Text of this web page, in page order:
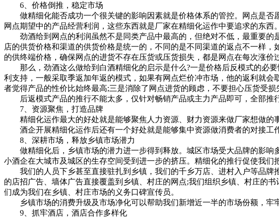
6、价格倒推，稳定市场
做精细化能否成功一个很关键的影响因素就是价格体系的管控。网点是否
网点期望中的产品经营利润，这些东西就是厂家在精细化运作中要追求的东西。
劲酒给到网点的利润虽然不是同类产品中最高的，但绝对不低，最重要的
店的供货价格和渠道的供货价格是统一的，不同的是不同渠道的返点不一样
的供终端价格，确保网点的进货不存在压货或压货损失，都是网点在每次涨
那么，劲酒这么做给到白酒精细化的启示是什么?一是价格后反模式的必要
利支持，一般采取季返加年返的模式，如果有网点烂价冲市场，他的返利就
者觉得产品的性价比始终最高;三是消除了网点进货的顾虑，不要担心压货受
后返模式产品的推行不能太多，仅针对畅销产品或主力产品即可，全部推
7、资源聚焦，打造品牌
精细化运作最大的好处就是能够聚焦人力资源、财力资源来做厂家想做的
酒企开展精细化运作后还有一个好处就是能够集中资源做消费者的对接工
8、深耕市场，释放乡镇市场潜力
做精细化后，乡镇市场的潜力进一步得到释放。城区市场受大品牌的影响
小酒企在大城市及城区的生存空间受到进一步的挤压。精细化的推行促使我
我们的人员下乡甚至直接驻扎到乡镇，我们的千乡万店、进村入户等品牌
的店招广告、墙体广告直接覆盖到乡镇、村庄的网点;我们组织乡镇、村庄的
们成为我们在乡镇、村庄市场的义务口碑宣传员。
乡镇市场的消费升级及市场净化可以帮助我们新增近一半的市场份额，牢
9、抓牢酒店，酒店合作多样化